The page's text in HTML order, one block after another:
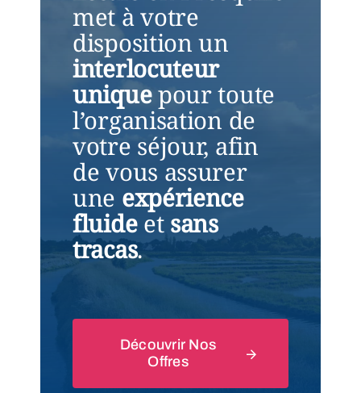
met à votre
disposition un
interlocuteur
uniquepour toute
l’organisation de
votre séjour, afin
de vous assurer
une expérience
fluideet sans
tracas.
Découvrir Nos
Offres